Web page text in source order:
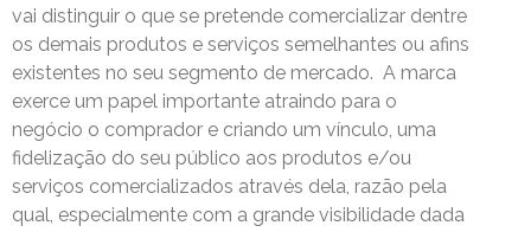
vai distinguir o que se pretende comercializar dentre
os demais produtos e serviços semelhantes ou afins
existentes no seu segmento de mercado. A marca
exerce um papel importante atraindo para o
negócio o comprador e criando um vínculo, uma
fidelização do seu público aos produtos e/ou
serviços comercializados através dela, razão pela
qual, especialmente com a grande visibilidade dada